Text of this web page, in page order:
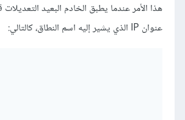
هذا الأمر عندما يطبق الخادم البعيد
عنوان IP الذي يشير إليه اسم النطاق، كالتالي: